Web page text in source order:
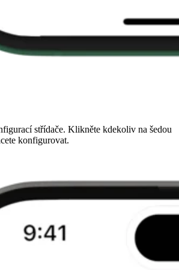
střídače. Klikněte kdekoliv na šedou
konfigurovat.